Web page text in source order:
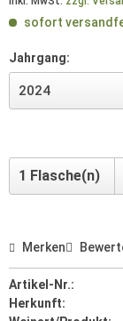
sofort
Jahrgang:
Merken
Artikel-Nr.:
Herkunft: